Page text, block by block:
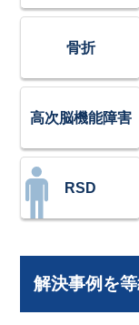
骨折
高次脳機能障害
RSD
解決事例を